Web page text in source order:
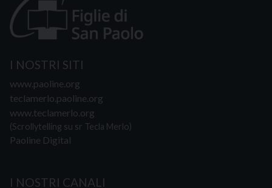
I NOSTRI SITI
www.paoline.org
teclamerlo.paoline.org
www.teclamerlo.org
(Scrollytelling su sr Tecla Merlo)
Paoline Digital
I NOSTRI CANALI